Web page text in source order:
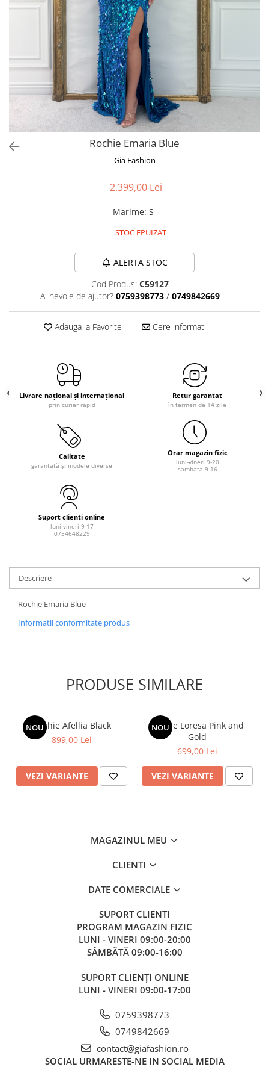
Veste
Paltoane
Sacouri
Tricouri
Traditional
Rochie Emaria Blue
Gia Fashion
2.399,00 Lei
Marime: S
STOC EPUIZAT
ALERTA STOC
Cod Produs: C59127
Ai nevoie de ajutor? 0759398773 / 0749842669
Adauga la Favorite Cere informatii
Livrare național și internațional
prin curier rapid
Retur garantat
în termen de 14 zile
Calitate
garantată și modele diverse
Orar magazin fizic
luni-vineri 9-20
sambata 9-16
Suport clienti online
luni-vineri 9-17
0754648229
Descriere
Rochie Emaria Blue
Informatii conformitate produs
PRODUSE SIMILARE
NOU
Rochie Afellia Black
899,00 Lei
VEZI VARIANTE
NOU
Rochie Loresa Pink and
Gold
699,00 Lei
VEZI VARIANTE
MAGAZINUL MEU
CLIENTI
DATE COMERCIALE
SUPORT CLIENTI
PROGRAM MAGAZIN FIZIC
LUNI - VINERI 09:00-20:00
SÂMBĂTĂ 09:00-16:00
SUPORT CLIENȚI ONLINE
LUNI - VINERI 09:00-17:00
0759398773
0749842669
contact@giafashion.ro
SOCIAL URMARESTE-NE IN SOCIAL MEDIA